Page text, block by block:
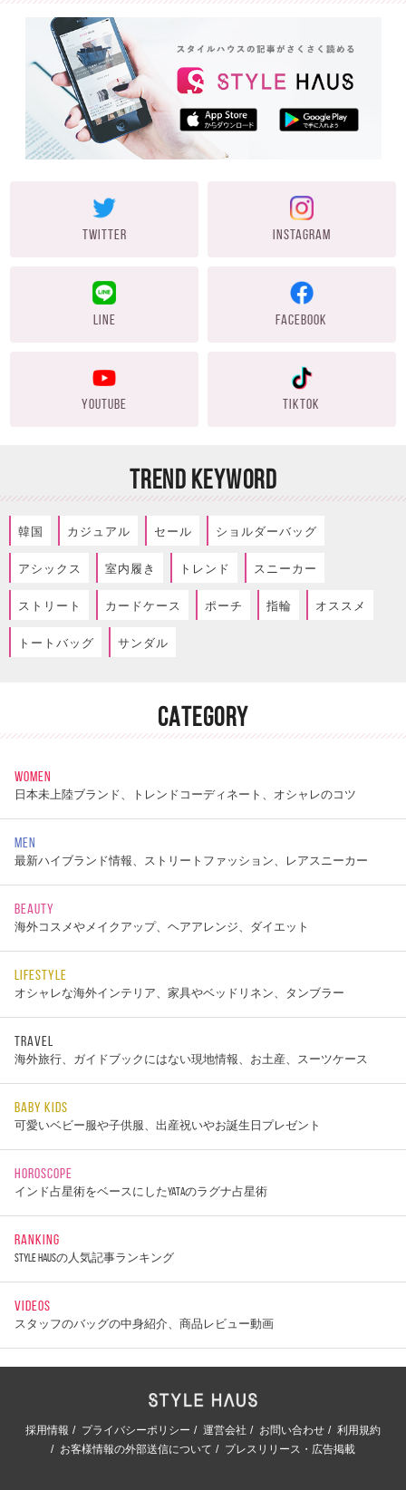
TWITTER INSTAGRAM
LINE FACEBOOK
YOUTUBE TIKTOK
TREND KEYWORD
韓国 カジュアル セール ショルダーバッグ
アシックス 室内履き トレンド スニーカー
ストリート カードケース ポーチ 指輪 オススメ
トートバッグ サンダル
CATEGORY
WOMEN
日本未上陸ブランド、トレンドコーディネート、オシャレのコツ
MEN
最新ハイブランド情報、ストリートファッション、レアスニーカー
BEAUTY
海外コスメやメイクアップ、ヘアアレンジ、ダイエット
LIFESTYLE
オシャレな海外インテリア、家具やベッドリネン、タンブラー
TRAVEL
海外旅行、ガイドブックにはない現地情報、お土産、スーツケース
BABY KIDS
可愛いベビー服や子供服、出産祝いやお誕生日プレゼント
HOROSCOPE
インド占星術をベースにしたYATAのラグナ占星術
RANKING
STYLE HAUSの人気記事ランキング
VIDEOS
スタッフのバッグの中身紹介、商品レビュー動画
採用情報 プライバシーポリシー 運営会社 お問い合わせ
利用規約
お客様情報の外部送信について
プレスリリース・広告掲載